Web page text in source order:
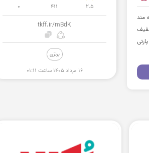
0 411 2.5
tkff.ir/mBdK
برنزی
۱۶ مرداد ۱۴۰۵ ساعت ۰۱:۱۱
غذا بهره مند